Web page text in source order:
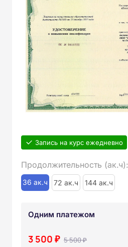
Запись на курс ежедневно
Продолжительность (ак.ч):
36 ак.ч 72 ак.ч 144 ак.ч
Одним платежом
3 500 ₽ 5 500 ₽